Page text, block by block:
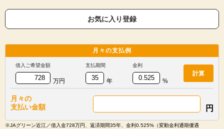
お気に入り登録
月々の支払例
借入ご希望金額
万円
支払期間
年
金利
%
計算
月々の
支払い金額
円
※JAグリーン近江／借入金728万円、返済期間35年、金利0.525%（変動金利通期優遇